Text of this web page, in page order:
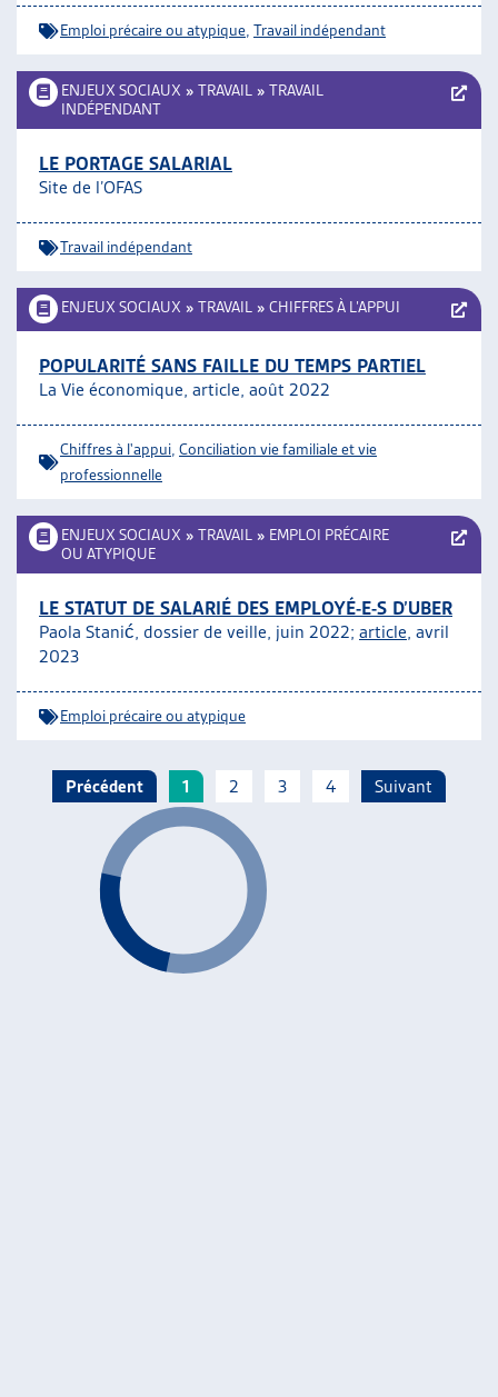
Emploi précaire ou atypique Travail indépendant
ENJEUX SOCIAUX » TRAVAIL » TRAVAIL
INDÉPENDANT
LE PORTAGE SALARIAL
Site de l’OFAS
Travail indépendant
ENJEUX SOCIAUX » TRAVAIL » CHIFFRES À L’APPUI
POPULARITÉ SANS FAILLE DU TEMPS PARTIEL
La Vie économique, article, août 2022
Chiffres à l'appui Conciliation vie familiale et vie
professionnelle
ENJEUX SOCIAUX » TRAVAIL » EMPLOI PRÉCAIRE
OU ATYPIQUE
LE STATUT DE SALARIÉ DES EMPLOYÉ-E-S D’UBER
Paola Stanić, dossier de veille, juin 2022; article, avril
2023
Emploi précaire ou atypique
Précédent 1 2 3 4 Suivant